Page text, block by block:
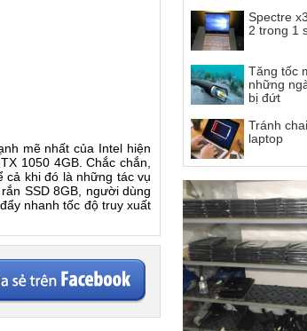
mẽ nhất của Intel hiện
1050 4GB. Chắc chắn,
cả khi đó là những tác vụ
SSD 8GB, người dùng
nhanh tốc độ truy xuất
Spectre
2 trong 1
Tăng tốc
những
bị đứt
Tránh
laptop